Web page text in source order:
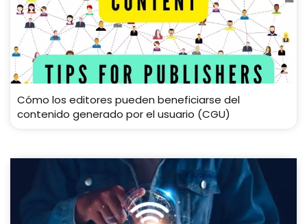
Cómo los editores pueden beneficiarse del
contenido generado por el usuario (CGU)